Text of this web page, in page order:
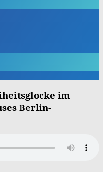
im
Berlin-